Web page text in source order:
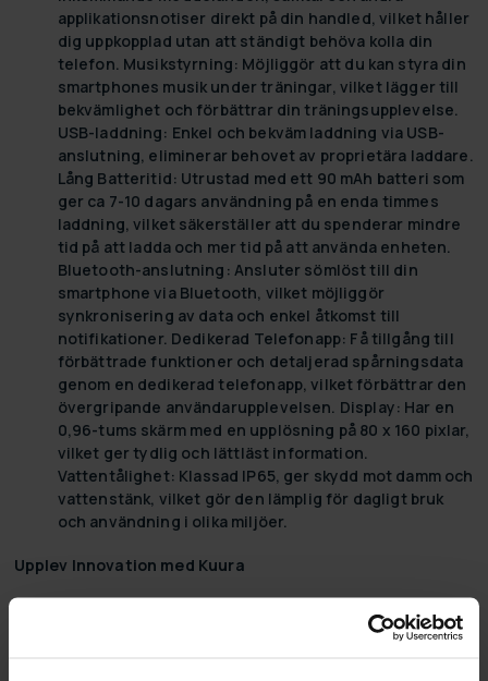
applikationsnotiser direkt på din handled, vilket håller
dig uppkopplad utan att ständigt behöva kolla din
telefon. Musikstyrning: Möjliggör att du kan styra din
smartphones musik under träningar, vilket lägger till
bekvämlighet och förbättrar din träningsupplevelse.
USB-laddning: Enkel och bekväm laddning via USB-
anslutning, eliminerar behovet av proprietära laddare.
Lång Batteritid: Utrustad med ett 90 mAh batteri som
ger ca 7-10 dagars användning på en enda timmes
laddning, vilket säkerställer att du spenderar mindre
tid på att ladda och mer tid på att använda enheten.
Bluetooth-anslutning: Ansluter sömlöst till din
smartphone via Bluetooth, vilket möjliggör
synkronisering av data och enkel åtkomst till
notifikationer. Dedikerad Telefonapp: Få tillgång till
förbättrade funktioner och detaljerad spårningsdata
genom en dedikerad telefonapp, vilket förbättrar den
övergripande användarupplevelsen. Display: Har en
0,96-tums skärm med en upplösning på 80 x 160 pixlar,
vilket ger tydlig och lättläst information.
Vattentålighet: Klassad IP65, ger skydd mot damm och
vattenstänk, vilket gör den lämplig för dagligt bruk
och användning i olika miljöer.
Upplev Innovation med Kuura
Våra premium smartklockor, ljud och hi-fi-system är